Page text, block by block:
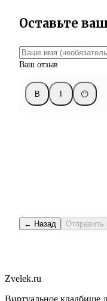
Оставьте
Ваш отзыв
B I 😶
← Назад Отправить
Zvelek.ru
Виртуальное